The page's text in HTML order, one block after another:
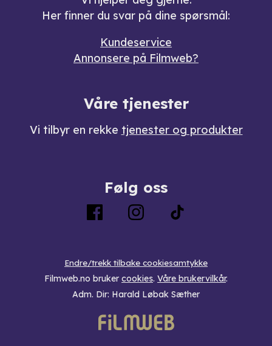
Her finner du svar på dine spørsmål:
Kundeservice
Annonsere på Filmweb?
Våre tjenester
Vi tilbyr en rekke tjenester og produkter
Følg oss
Endre/trekk tilbake cookiesamtykke
Filmweb.no bruker cookies. Våre brukervilkår.
Adm. Dir: Harald Løbak Sæther